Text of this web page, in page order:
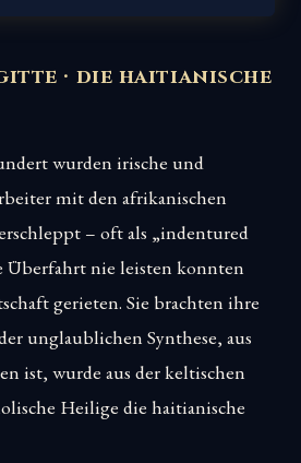
· die haitianische
wurden irische und
mit den afrikanischen
– oft als „indentured
Überfahrt nie leisten konnten
gerieten. Sie brachten ihre
unglaublichen Synthese, aus
ist, wurde aus der keltischen
Heilige die haitianische